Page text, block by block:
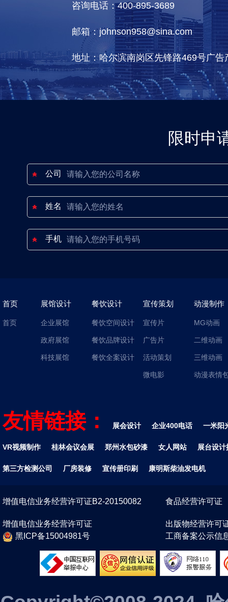
咨询电话：400-895-3689
邮箱：johnson958@sina.com
地址：哈尔滨南岗区先锋路469号广
限时申
公司
姓名
手机
首页
首页
展馆设计
企业展馆
政府展馆
科技展馆
餐饮设计
餐饮空间设计
餐饮品牌设计
餐饮全案设计
宣传策划
宣传片
广告片
活动策划
微电影
动漫制作
MG动画
二维动画
三维动画
动漫表情
友情链接： 展会设计 企业400电话 一米阳
VR视频制作 桂林会议会展 郑州水包砂漆 女人网站 展台设计
第三方检测公司 厂房装修 宣传册印刷 康明斯柴油发电机
增值电信业务经营许可证B2-20150082 食品经营许可证
增值电信业务经营许可证
出版物经营许可
黑ICP备15004981号
工商备案公示信